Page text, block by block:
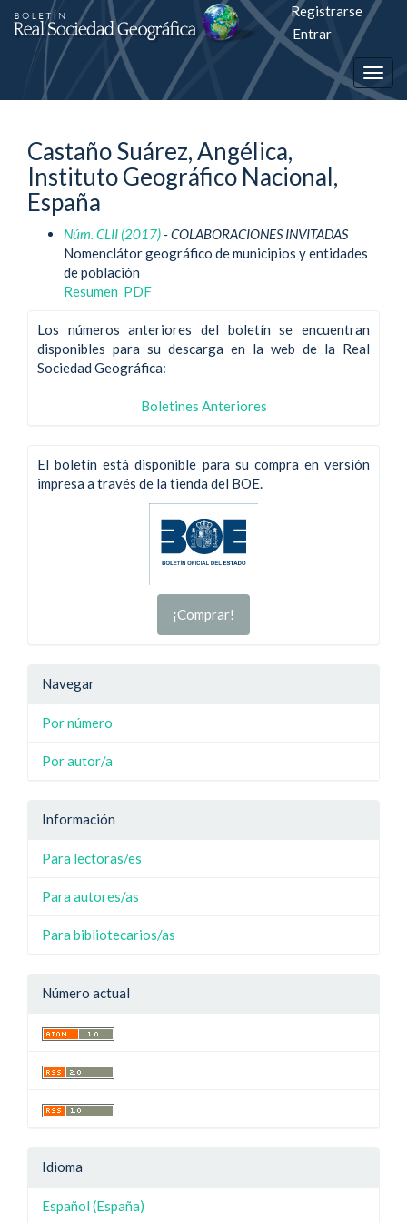
Salto
rápiso
a
página
contenido
Navegación
principal
Contenido
Barra
lateral
Registrarse
Entrar
Castaño Suárez, Angélica,
Instituto Geográfico Nacional,
España
Núm. CLII (2017)- COLABORACIONES INVITADAS
Nomenclátor geográfico de municipios y entidades
de población
Resumen PDF
Los números anteriores del boletín se encuentran
disponibles para su descarga en la web de la Real
Sociedad Geográfica:
Boletines Anteriores
El boletín está disponible para su compra en versión
impresa a través de la tienda del BOE.
¡Comprar!
Navegar
Por número
Por autor/a
Información
Para lectoras/es
Para autores/as
Para bibliotecarios/as
Número actual
Idioma
Español (España)